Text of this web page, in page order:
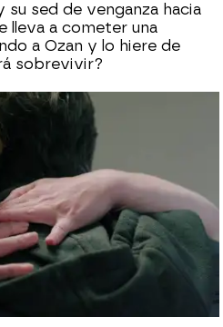
sed de venganza hacia
lleva a cometer una
a Ozan y lo hiere de
sobrevivir?